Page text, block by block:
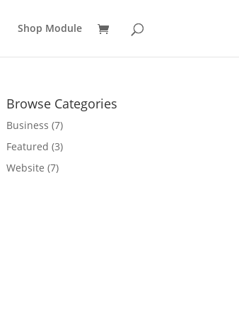
Shop Module
Browse Categories
Business (7)
Featured (3)
Website (7)